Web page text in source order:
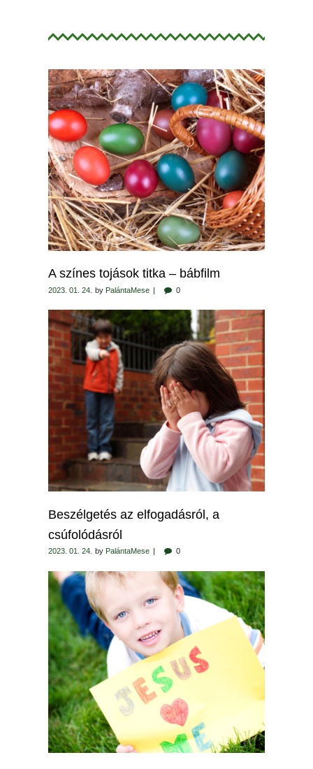
A színes tojások titka – bábfilm
2023. 01. 24. by PalántaMese 0
Beszélgetés az elfogadásról, a
csúfolódásról
2023. 01. 24. by PalántaMese 0